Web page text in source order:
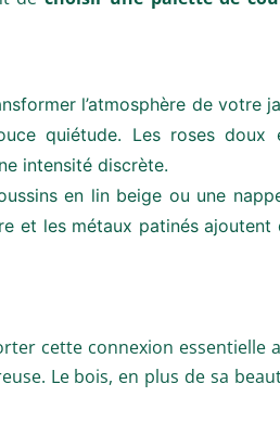
l’atmosphère de votre
quiétude. Les roses doux
intensité discrète.
en lin beige ou une
et les métaux patinés
cette connexion essentielle
Le bois, en plus de sa